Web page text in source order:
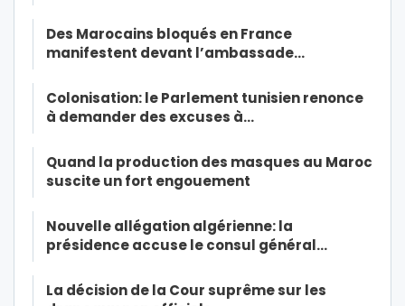
Des Marocains bloqués en France
manifestent devant l’ambassade…
Colonisation: le Parlement tunisien renonce
à demander des excuses à…
Quand la production des masques au Maroc
suscite un fort engouement
Nouvelle allégation algérienne: la
présidence accuse le consul général…
La décision de la Cour suprême sur les